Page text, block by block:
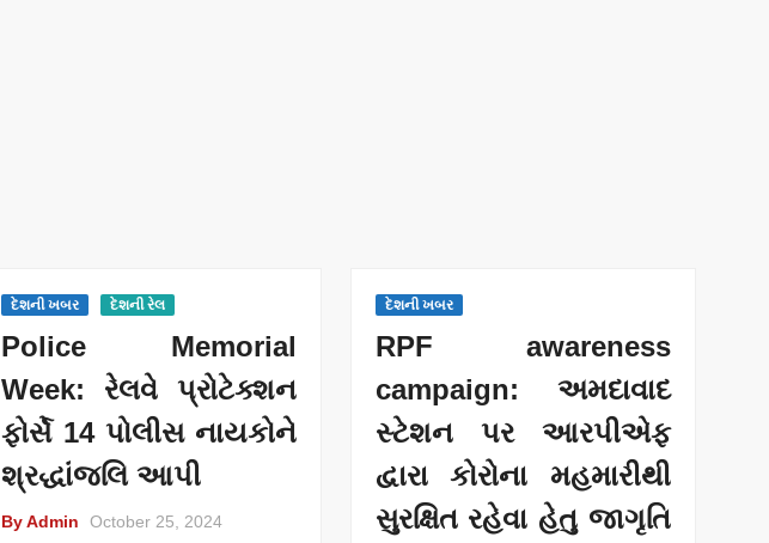
દેશની ખબર દેશની રેલ
Police Memorial
Week: રેલવે પ્રોટેક્શન
ફોર્સે 14 પોલીસ નાયકોને
શ્રદ્ધાંજલિ આપી
By Admin October 25, 2024
દેશની ખબર
RPF awareness
campaign: અમદાવાદ
સ્ટેશન પર આરપીએફ
દ્વારા કોરોના મહમારીથી
સુરક્ષિત રહેવા હેતુ જાગૃતિ